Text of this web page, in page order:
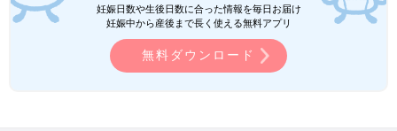
妊娠日数や生後日数に合った情報を毎日お届け
妊娠中から産後まで長く使える無料アプリ
無料ダウンロード